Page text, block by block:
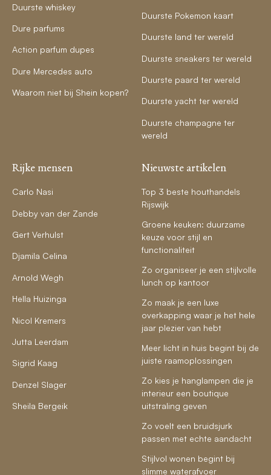
Duurste whiskey
Dure parfums
Action parfum dupes
Dure Mercedes auto
Waarom niet bij Shein kopen?
Duurste Pokemon kaart
Duurste land ter wereld
Duurste sneakers ter wereld
Duurste paard ter wereld
Duurste yacht ter wereld
Duurste champagne ter
wereld
Rijke mensen
Carlo Nasi
Debby van der Zande
Gert Verhulst
Djamila Celina
Arnold Wegh
Hella Huizinga
Nicol Kremers
Jutta Leerdam
Sigrid Kaag
Denzel Slager
Sheila Bergeik
Nieuwste artikelen
Top 3 beste houthandels
Rijswijk
Groene keuken: duurzame
keuze voor stijl en
functionaliteit
Zo organiseer je een stijlvolle
lunch op kantoor
Zo maak je een luxe
overkapping waar je het hele
jaar plezier van hebt
Meer licht in huis begint bij de
juiste raamoplossingen
Zo kies je hanglampen die je
interieur een boutique
uitstraling geven
Zo voelt een bruidsjurk
passen met echte aandacht
Stijlvol wonen begint bij
slimme waterafvoer